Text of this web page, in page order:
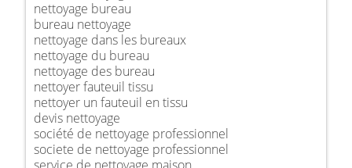
nettoyage bureau
bureau nettoyage
nettoyage dans les bureaux
nettoyage du bureau
nettoyage des bureau
nettoyer fauteuil tissu
nettoyer un fauteuil en tissu
devis nettoyage
société de nettoyage professionnel
societe de nettoyage professionnel
service de nettoyage maison